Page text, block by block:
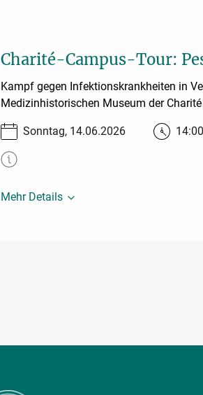
Charité-Campus-Tour:
Kampf gegen Infektionskrankheiten in
Medizinhistorischen Museum der
Sonntag, 14.06.2026
Mehr Details